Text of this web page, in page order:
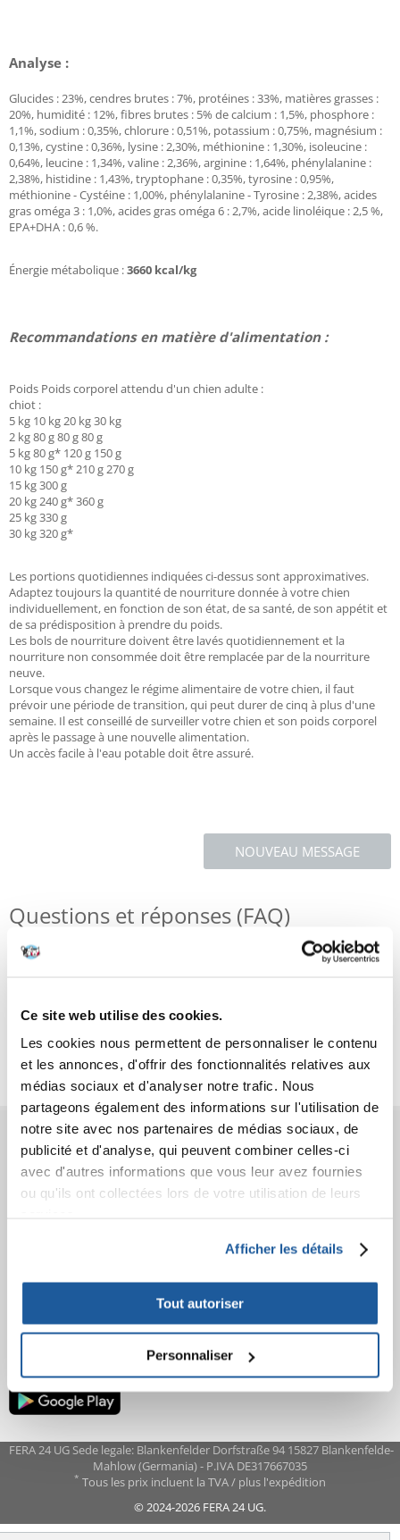
Ce site web utilise des cookies.
Les cookies nous permettent de personnaliser le contenu
et les annonces, d'offrir des fonctionnalités relatives aux
médias sociaux et d'analyser notre trafic. Nous
partageons également des informations sur l'utilisation de
notre site avec nos partenaires de médias sociaux, de
publicité et d'analyse, qui peuvent combiner celles-ci
avec d'autres informations que vous leur avez fournies
ou qu'ils ont collectées lors de votre utilisation de leurs
Afficher les détails
Tout autoriser
Personnaliser
Analyse :
Glucides : 23%, cendres brutes : 7%, protéines : 33%, matières grasses :
20%, humidité : 12%, fibres brutes : 5% de calcium : 1,5%, phosphore :
1,1%, sodium : 0,35%, chlorure : 0,51%, potassium : 0,75%, magnésium :
0,13%, cystine : 0,36%, lysine : 2,30%, méthionine : 1,30%, isoleucine :
0,64%, leucine : 1,34%, valine : 2,36%, arginine : 1,64%, phénylalanine :
2,38%, histidine : 1,43%, tryptophane : 0,35%, tyrosine : 0,95%,
méthionine - Cystéine : 1,00%, phénylalanine - Tyrosine : 2,38%, acides
gras oméga 3 : 1,0%, acides gras oméga 6 : 2,7%, acide linoléique : 2,5 %,
EPA+DHA : 0,6 %.
Énergie métabolique :3660 kcal/kg
Recommandations en matière d'alimentation :
Poids Poids corporel attendu d'un chien adulte :
chiot :
5 kg 10 kg 20 kg 30 kg
2 kg 80 g 80 g 80 g
5 kg 80 g* 120 g 150 g
10 kg 150 g* 210 g 270 g
15 kg 300 g
20 kg 240 g* 360 g
25 kg 330 g
30 kg 320 g*
Les portions quotidiennes indiquées ci-dessus sont approximatives.
Adaptez toujours la quantité de nourriture donnée à votre chien
individuellement, en fonction de son état, de sa santé, de son appétit et
de sa prédisposition à prendre du poids.
Les bols de nourriture doivent être lavés quotidiennement et la
nourriture non consommée doit être remplacée par de la nourriture
neuve.
Lorsque vous changez le régime alimentaire de votre chien, il faut
prévoir une période de transition, qui peut durer de cinq à plus d'une
semaine. Il est conseillé de surveiller votre chien et son poids corporel
après le passage à une nouvelle alimentation.
Un accès facile à l'eau potable doit être assuré.
NOUVEAU MESSAGE
Questions et réponses (FAQ)
Critiques
Photos supplémentaires
AVANT L'ACHAT
COMMANDES
APPRENEZ À NOUS CONNAÎTRE
FERA 24 UG Sede legale: Blankenfelder Dorfstraße 94 15827 Blankenfelde-
Mahlow (Germania) - P.IVA DE317667035
* Tous les prix incluent la TVA / plus l'expédition
© 2024-2026 FERA 24 UG.